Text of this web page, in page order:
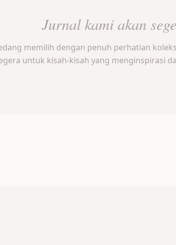
Jurnal kami akan
memilih dengan penuh perhatian
untuk kisah-kisah yang menginspirasi